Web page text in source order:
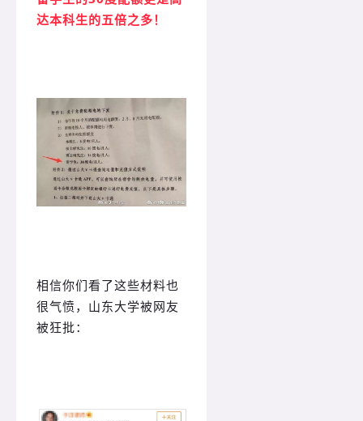
达本科生的五倍之多！
相信你们看了这些材料也
很气愤，山东大学被网友
被狂批：